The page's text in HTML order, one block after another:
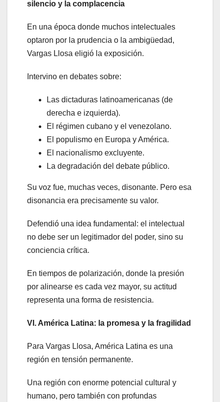
silencio y la complacencia
En una época donde muchos intelectuales
optaron por la prudencia o la ambigüedad,
Vargas Llosa eligió la exposición.
Intervino en debates sobre:
Las dictaduras latinoamericanas (de
derecha e izquierda).
El régimen cubano y el venezolano.
El populismo en Europa y América.
El nacionalismo excluyente.
La degradación del debate público.
Su voz fue, muchas veces, disonante. Pero esa
disonancia era precisamente su valor.
Defendió una idea fundamental: el intelectual
no debe ser un legitimador del poder, sino su
conciencia crítica.
En tiempos de polarización, donde la presión
por alinearse es cada vez mayor, su actitud
representa una forma de resistencia.
VI. América Latina: la promesa y la fragilidad
Para Vargas Llosa, América Latina es una
región en tensión permanente.
Una región con enorme potencial cultural y
humano, pero también con profundas